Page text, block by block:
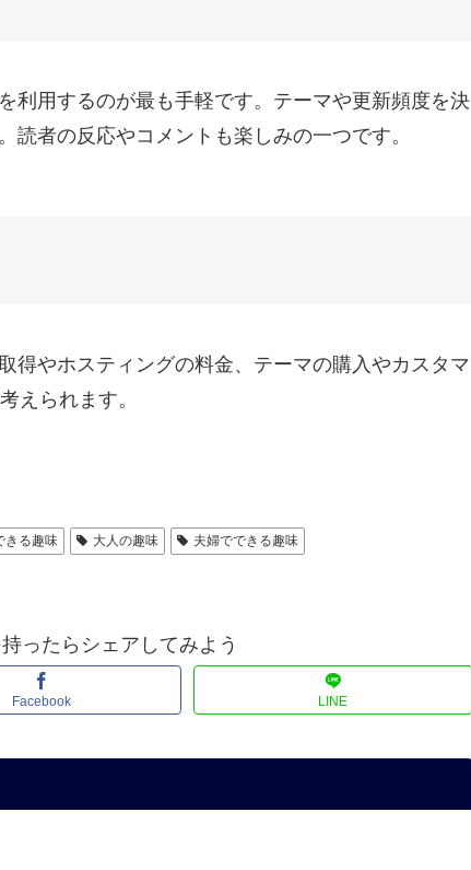
利用するのが最も手軽です。テーマや更新頻度を決
者の反応やコメントも楽しみの一つです。
得やホスティングの料金、テーマの購入やカスタマ
えられます。
きる趣味 大人の趣味 夫婦でできる趣味
ったらシェアしてみよう
Facebook LINE